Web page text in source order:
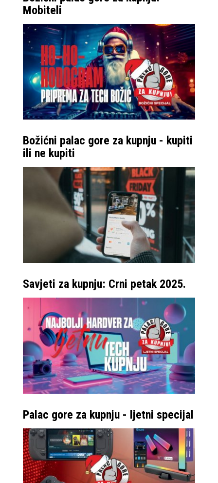
Mobiteli
Božićni palac gore za kupnju - kupiti
ili ne kupiti
Savjeti za kupnju: Crni petak 2025.
Palac gore za kupnju - ljetni specijal